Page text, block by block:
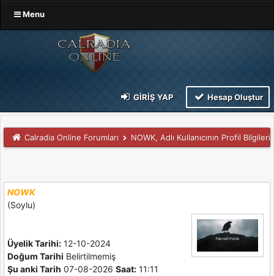
Menu
GIRIŞ YAP Hesap Oluştur
Calradia Online Forumları NOWK, Adlı Kullanıcının Profil Bilgileri
NOWK
(Soylu)
Üyelik Tarihi: 12-10-2024
Doğum Tarihi Belirtilmemiş
Şu anki Tarih 07-08-2026 Saat: 11:11